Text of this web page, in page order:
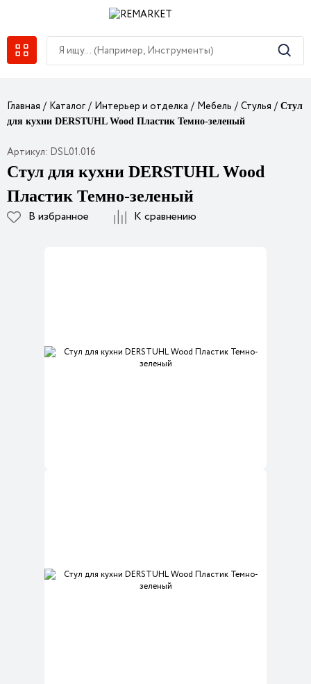
Главная Каталог Интерьер и отделка Мебель Стулья
Стул
для кухни DERSTUHL Wood Пластик Темно-зеленый
Артикул: DSL01.016
Стул для кухни DERSTUHL Wood
Пластик Темно-зеленый
В избранное К сравнению